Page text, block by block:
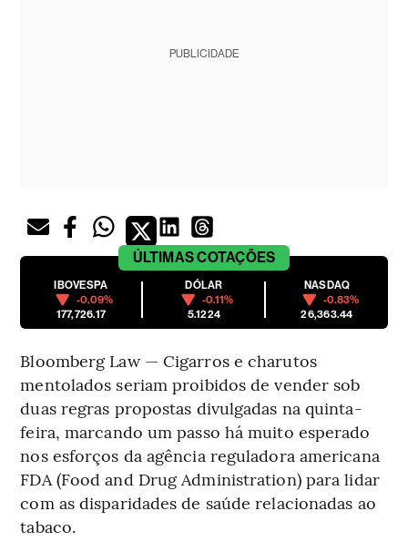
PUBLICIDADE
ÚLTIMASCOTAÇÕES
IBOVESPA
-0.09%
177,726.17
DÓLAR
-0.11%
5.1224
NASDAQ
-0.83%
26,363.44
Bloomberg Law — Cigarros e charutos
mentolados seriam proibidos de vender sob
duas regras propostas divulgadas na quinta-
feira, marcando um passo há muito esperado
nos esforços da agência reguladora americana
FDA (Food and Drug Administration) para lidar
com as disparidades de saúde relacionadas ao
tabaco.